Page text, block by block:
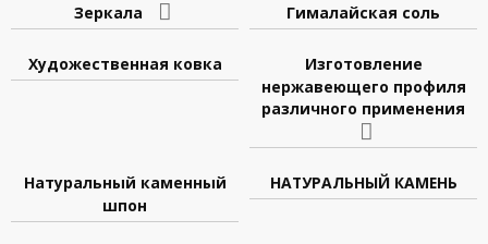
Зеркала Гималайская соль
Художественная ковка
Изготовление
нержавеющего профиля
различного применения
Натуральный каменный
шпон
НАТУРАЛЬНЫЙ КАМЕНЬ